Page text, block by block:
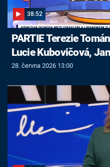
38:52
PARTIE Terezie
Lucie Kubovičová,
28. června 2026 13:00